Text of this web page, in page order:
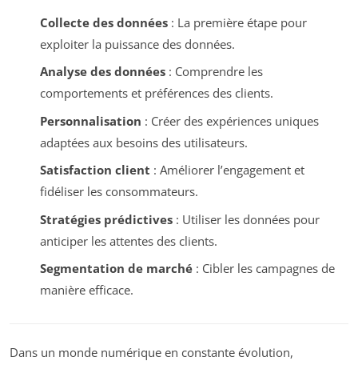
Collecte des données: La première étape pour
exploiter la puissance des données.
Analyse des données: Comprendre les
comportements et préférences des clients.
Personnalisation : Créer des expériences uniques
adaptées aux besoins des utilisateurs.
Satisfaction client : Améliorer l’engagement et
fidéliser les consommateurs.
Stratégies prédictives: Utiliser les données pour
anticiper les attentes des clients.
Segmentation de marché: Cibler les campagnes de
manière efficace.
Dans un monde numérique en constante évolution,